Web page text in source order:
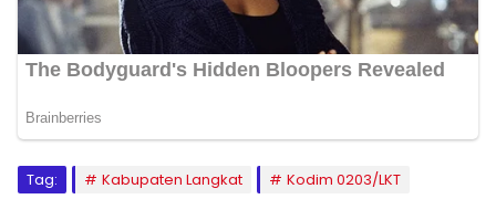
Tag: Kabupaten Langkat Kodim 0203/LKT